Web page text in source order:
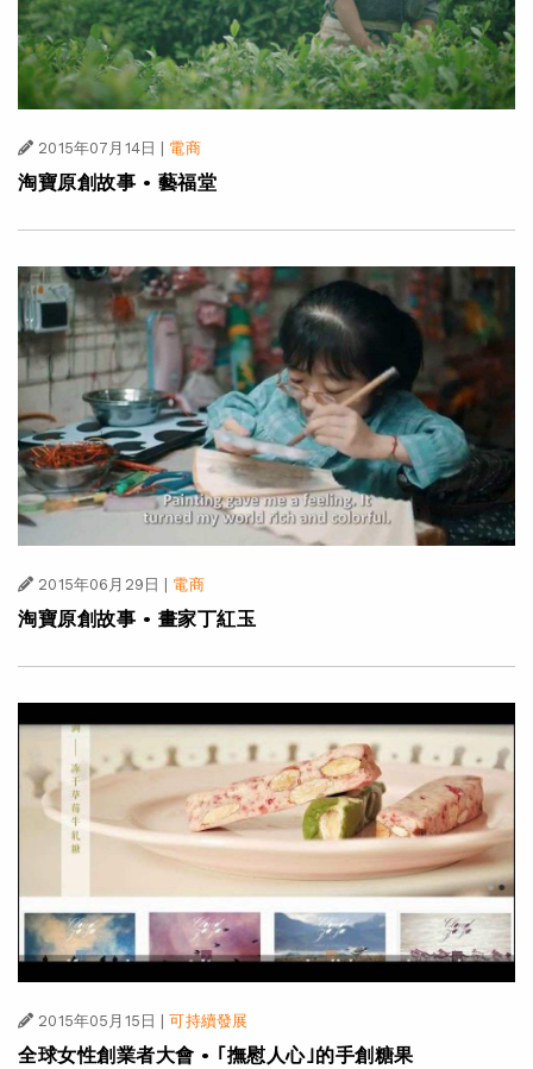
2015年07月14日 電商
淘寶原創故事 • 藝福堂
2015年06月29日 電商
淘寶原創故事 • 畫家丁紅玉
2015年05月15日 可持續發展
全球女性創業者大會 • ｢撫慰人心｣的手創糖果